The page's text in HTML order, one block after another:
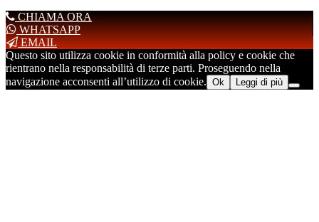
CHIAMA ORA
WHATSAPP
EMAIL
Questo sito utilizza cookie in conformità alla policy e cookie che
rientrano nella responsabilità di terze parti. Proseguendo nella
navigazione acconsenti all’utilizzo di cookie. Ok Leggi di più